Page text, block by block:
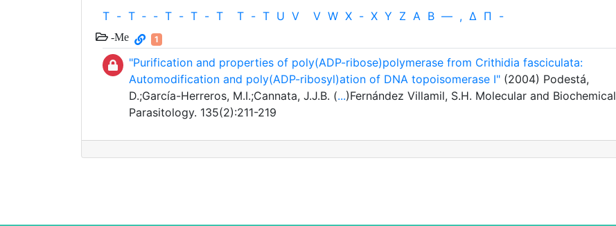
T - T ‐ - T - T - T T - T U V V W X - X Y Z Α Β — , Δ Π -
-Me 1
"Purification and properties of poly(ADP-ribose)polymerase from Crithidia fasciculata:
Automodification and poly(ADP-ribosyl)ation of DNA topoisomerase I" (2004) Podestá,
D.;García-Herreros, M.I.;Cannata, J.J.B. (...)Fernández Villamil, S.H. Molecular and Biochemical
Parasitology. 135(2):211-219